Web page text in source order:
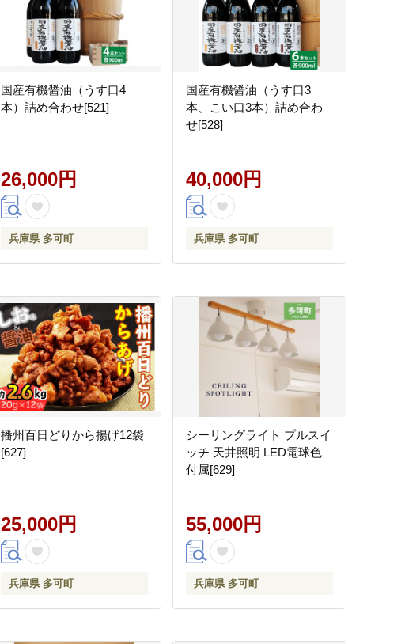
国産有機醤油（うす口4
本）詰め合わせ[521]
26,000円
兵庫県 多可町
国産有機醤油（うす口3
本、こい口3本）詰め合わ
せ[528]
40,000円
兵庫県 多可町
播州百日どりから揚げ12袋
[627]
25,000円
兵庫県 多可町
シーリングライト プルスイ
ッチ 天井照明 LED電球色
付属[629]
55,000円
兵庫県 多可町